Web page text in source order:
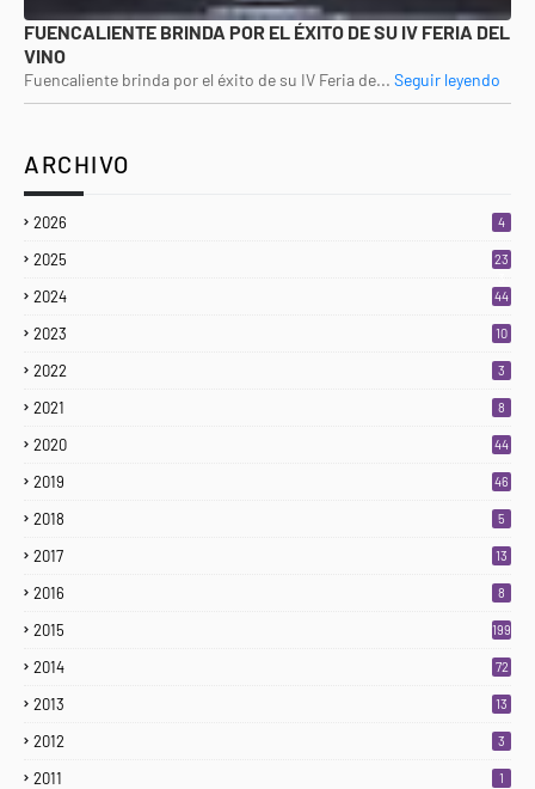
FUENCALIENTE BRINDA POR EL ÉXITO DE SU IV FERIA DEL
VINO
Fuencaliente brinda por el éxito de su IV Feria de... Seguir leyendo
ARCHIVO
2026 4
2025
23
2024 44
2023 10
2022 3
2021 8
2020 44
2019 46
2018 5
2017 13
2016 8
2015 199
2014 72
2013 13
2012 3
2011 1